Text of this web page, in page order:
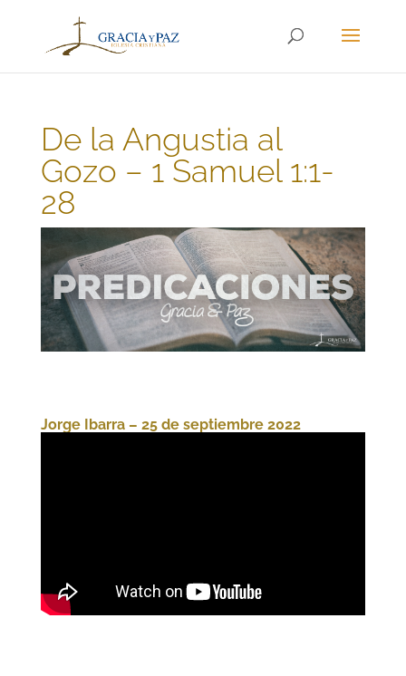
De la Angustia al
Gozo – 1 Samuel 1:1-
28
Jorge Ibarra – 25 de septiembre 2022